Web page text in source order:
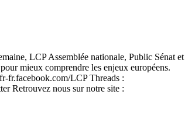
LCP Assemblée nationale, Public Sénat et
mieux comprendre les enjeux européens.
fr.facebook.com/LCP Threads :
Retrouvez nous sur notre site :